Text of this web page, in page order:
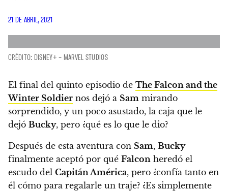
21 DE ABRIL, 2021
CRÉDITO: DISNEY+ – MARVEL STUDIOS
El final del quinto episodio de The Falcon and the
Winter Soldier nos dejó a Sam mirando
sorprendido, y un poco asustado, la caja que le
dejó Bucky, pero ¿qué es lo que le dio?
Después de esta aventura con Sam, Bucky
finalmente aceptó por qué Falcon heredó el
escudo del Capitán América, pero ¿confía tanto en
él cómo para regalarle un traje? ¿Es simplemente